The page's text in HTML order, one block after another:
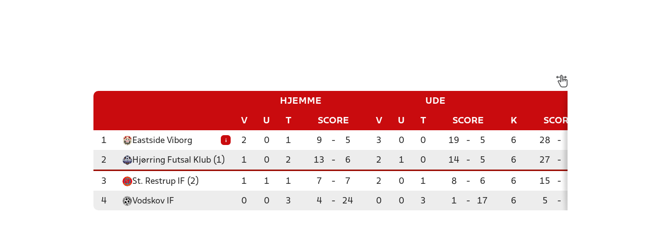
HJEMME UDE
V U T SCORE V U T SCORE K SCORE
1 Eastside Viborg i 2 0 1 9 - 5 3 0 0 19 - 5 6 28 -
2 Hjørring Futsal Klub (1) 1 0 2 13 - 6 2 1 0 14 - 5 6 27 -
3 St. Restrup IF (2) 1 1 1 7 - 7 2 0 1 8 - 6 6 15 -
4 Vodskov IF 0 0 3 4 - 24 0 0 3 1 - 17 6 5 -